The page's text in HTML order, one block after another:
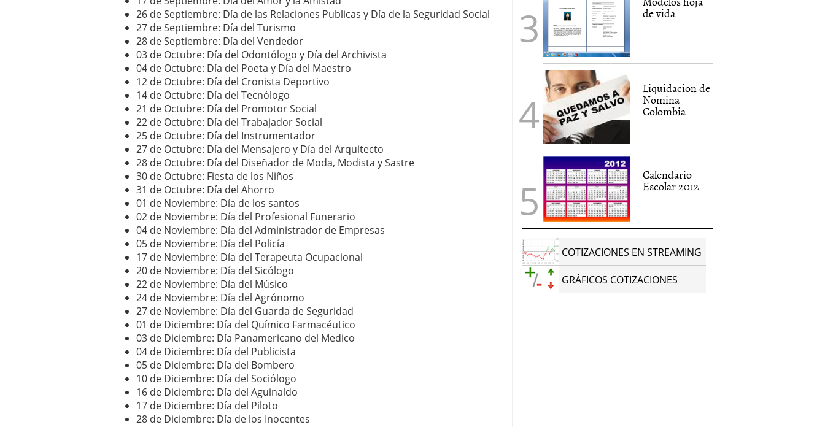
26 de Septiembre: Día de las Relaciones Publicas y Día de la Seguridad Social
27 de Septiembre: Día del Turismo
28 de Septiembre: Día del Vendedor
03 de Octubre: Día del Odontólogo y Día del Archivista
04 de Octubre: Día del Poeta y Día del Maestro
12 de Octubre: Día del Cronista Deportivo
14 de Octubre: Día del Tecnólogo
21 de Octubre: Día del Promotor Social
22 de Octubre: Día del Trabajador Social
25 de Octubre: Día del Instrumentador
27 de Octubre: Día del Mensajero y Día del Arquitecto
28 de Octubre: Día del Diseñador de Moda, Modista y Sastre
30 de Octubre: Fiesta de los Niños
31 de Octubre: Día del Ahorro
01 de Noviembre: Día de los santos
02 de Noviembre: Día del Profesional Funerario
04 de Noviembre: Día del Administrador de Empresas
05 de Noviembre: Día del Policía
17 de Noviembre: Día del Terapeuta Ocupacional
20 de Noviembre: Día del Sicólogo
22 de Noviembre: Día del Músico
24 de Noviembre: Día del Agrónomo
27 de Noviembre: Día del Guarda de Seguridad
01 de Diciembre: Día del Químico Farmacéutico
03 de Diciembre: Día Panamericano del Medico
04 de Diciembre: Día del Publicista
05 de Diciembre: Día del Bombero
10 de Diciembre: Día del Sociólogo
16 de Diciembre: Día del Aguinaldo
17 de Diciembre: Día del Piloto
28 de Diciembre: Día de los Inocentes
de vida
Liquidacion de
Nomina
Colombia
Calendario
Escolar 2012
COTIZACIONES EN STREAMING
GRÁFICOS COTIZACIONES